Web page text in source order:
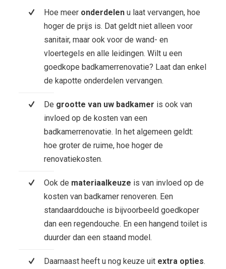
Hoe meer onderdelenu laat vervangen, hoe
hoger de prijs is. Dat geldt niet alleen voor
sanitair, maar ook voor de wand- en
vloertegels en alle leidingen. Wilt u een
goedkope badkamerrenovatie? Laat dan enkel
de kapotte onderdelen vervangen.
De grootte van uw badkamer is ook van
invloed op de kosten van een
badkamerrenovatie. In het algemeen geldt:
hoe groter de ruime, hoe hoger de
renovatiekosten.
Ook de materiaalkeuze is van invloed op de
kosten van badkamer renoveren. Een
standaarddouche is bijvoorbeeld goedkoper
dan een regendouche. En een hangend toilet is
duurder dan een staand model.
Daarnaast heeft u nog keuze uit extra opties.